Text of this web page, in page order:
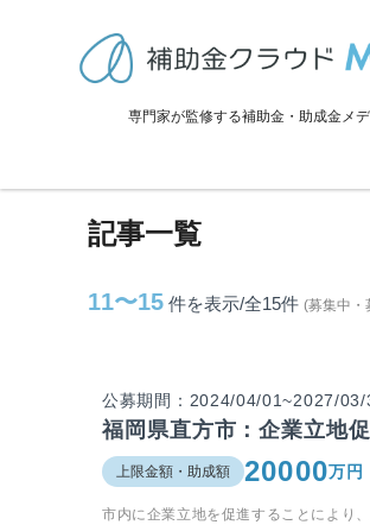
専門家が監修する補助金・助成金メ
>補助金・助成金詳細
直方市に関連する記
記事一覧
11〜15 件を表示/全15件 (募集中・
公募期間：2024/04/01~2027/03/
福岡県直方市：企業立地
上限金額・助成額 20000万円
市内に企業立地を促進することにより